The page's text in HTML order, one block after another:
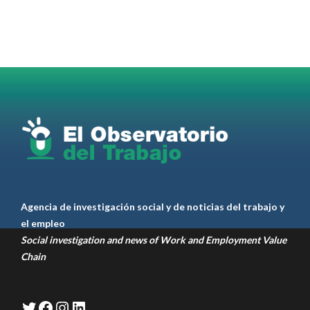
RT@casdcamioneros
1 1 Twitter
Agencia de investigación social y de noticias del trabajo y
el empleo
Social investigation and news of Work and Employment Value
Chain